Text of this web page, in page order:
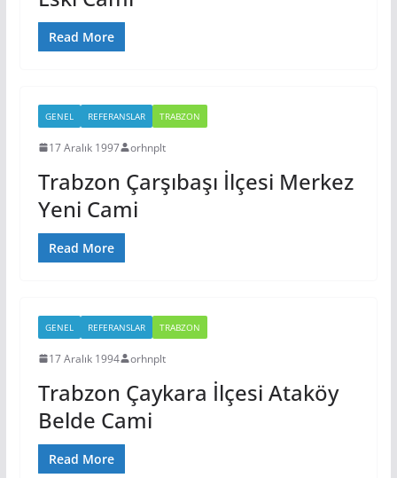
Read More
GENEL REFERANSLAR TRABZON
17 Aralık 1997 orhnplt
Trabzon Çarşıbaşı İlçesi Merkez
Yeni Cami
Read More
GENEL REFERANSLAR TRABZON
17 Aralık 1994 orhnplt
Trabzon Çaykara İlçesi Ataköy
Belde Cami
Read More